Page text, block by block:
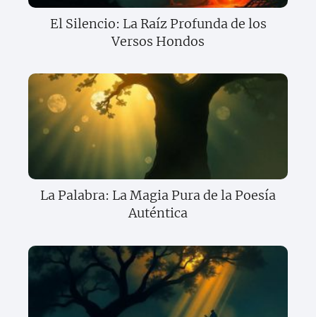
El Silencio: La Raíz Profunda de los
Versos Hondos
La Palabra: La Magia Pura de la Poesía
Auténtica